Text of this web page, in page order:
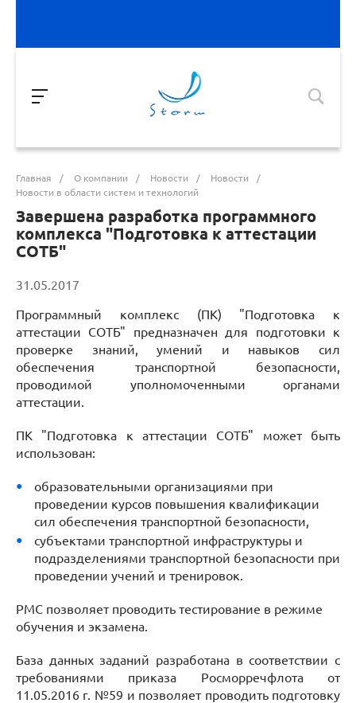
Главная / О компании / Новости / Новости
/
Новости в области систем и технологий
Завершена разработка программного
комплекса "Подготовка к аттестации
СОТБ"
31.05.2017
Программный комплекс (ПК) "Подготовка к
аттестации СОТБ" предназначен для подготовки к
проверке знаний, умений и навыков сил
обеспечения транспортной безопасности,
проводимой уполномоченными органами
аттестации.
ПК "Подготовка к аттестации СОТБ" может быть
использован:
образовательными организациями при
проведении курсов повышения квалификации
сил обеспечения транспортной безопасности,
субъектами транспортной инфраструктуры и
подразделениями транспортной безопасности при
проведении учений и тренировок.
РМС позволяет проводить тестирование в режиме
обучения и экзамена.
База данных заданий разработана в соответствии с
требованиями приказа Росморречфлота от
11.05.2016 г. №59 и позволяет проводить подготовку